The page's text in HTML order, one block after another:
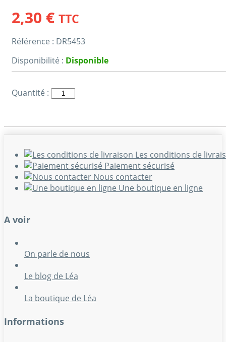
2,30 € TTC
Référence : DR5453
Disponibilité : Disponible
Quantité :
Les conditions de
Paiement sécurisé
Nous contacter
Une boutique en ligne
A voir
On parle de nous
Le blog de Léa
La boutique de Léa
Informations